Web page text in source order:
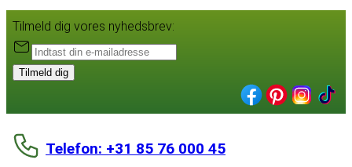
Tilmeld dig vores nyhedsbrev:
Tilmeld dig
Telefon: +31 85 76 000 45